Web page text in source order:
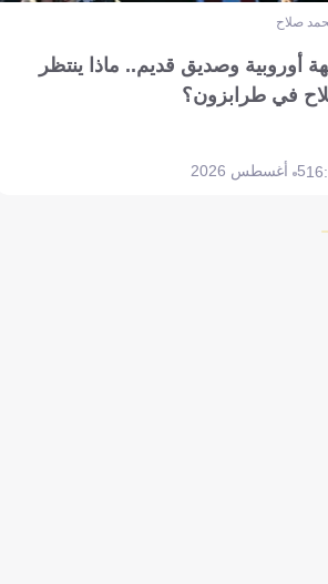
صلاح
أوروبية وصديق قديم.. ماذا ينتظر
في طرابزون؟
5 أغسطس 2026